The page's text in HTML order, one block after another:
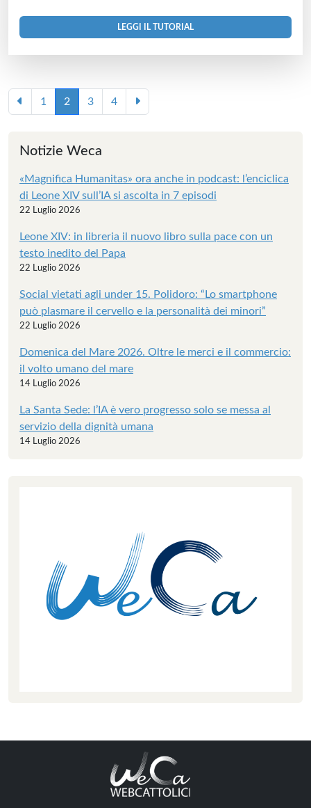
LEGGI IL TUTORIAL
1 2 3 4
Notizie Weca
«Magnifica Humanitas» ora anche in podcast: l’enciclica
di Leone XIV sull’IA si ascolta in 7 episodi
22 Luglio 2026
Leone XIV: in libreria il nuovo libro sulla pace con un
testo inedito del Papa
22 Luglio 2026
Social vietati agli under 15. Polidoro: “Lo smartphone
può plasmare il cervello e la personalità dei minori”
22 Luglio 2026
Domenica del Mare 2026. Oltre le merci e il commercio:
il volto umano del mare
14 Luglio 2026
La Santa Sede: l’IA è vero progresso solo se messa al
servizio della dignità umana
14 Luglio 2026